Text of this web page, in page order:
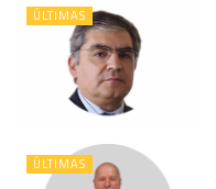
ÚLTIMAS
ÚLTIMAS